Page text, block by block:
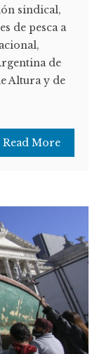
sindical,
de pesca a
de
Altura y de
Read More